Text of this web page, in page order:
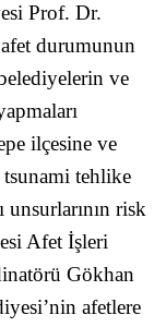
Prof. Dr.
durumunun
ve
ilçesine ve
tsunami tehlike
risk
Afet İşleri
Gökhan
afetlere